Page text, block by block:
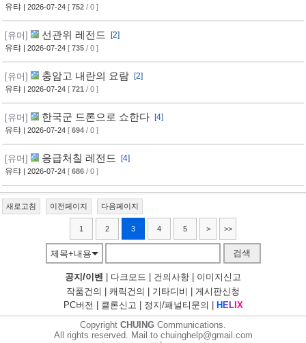
유탸 | 2026-07-24 [ 752 / 0 ]
[유머] 선관위 레전드
[2]
유탸 | 2026-07-24 [ 735 / 0 ]
[유머] 충암고 내란의 요람
[2]
유탸 | 2026-07-24 [ 721 / 0 ]
[유머] 한국군 드론으로 쇼한다
[4]
유탸 | 2026-07-24 [ 694 / 0 ]
[유머] 응급처칠 레전드
[4]
유탸 | 2026-07-24 [ 686 / 0 ]
새로고침 이전페이지 다음페이지
1 2 3 4 5 > >>
제목+내용 검색
공지/이벤 다크모드 건의사항
이미지신고
작품건의
캐릭건의 기타디비
게시판신청
PC버전
클론신고 정지/패널티문의 H ELI X
Copyright CHUING Communications.
All rights reserved. Mail to chuinghelp@gmail.com